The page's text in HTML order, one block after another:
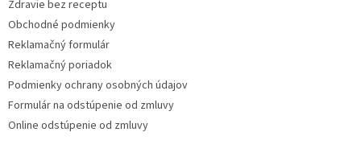
Zdravie bez receptu
Obchodné podmienky
Reklamačný formulár
Reklamačný poriadok
Podmienky ochrany osobných údajov
Formulár na odstúpenie od zmluvy
Online odstúpenie od zmluvy